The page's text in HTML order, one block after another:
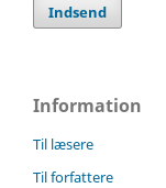
Indsend
Information
Til læsere
Til forfattere